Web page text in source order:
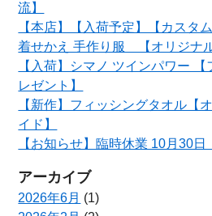
流】
【本店】【入荷予定】【カスタ
着せかえ 手作り服 【オリジナ
【入荷】シマノ ツインパワー
レゼント】
【新作】フィッシングタオル【
イド】
【お知らせ】臨時休業 10月30日
アーカイブ
2026年6月 (1)